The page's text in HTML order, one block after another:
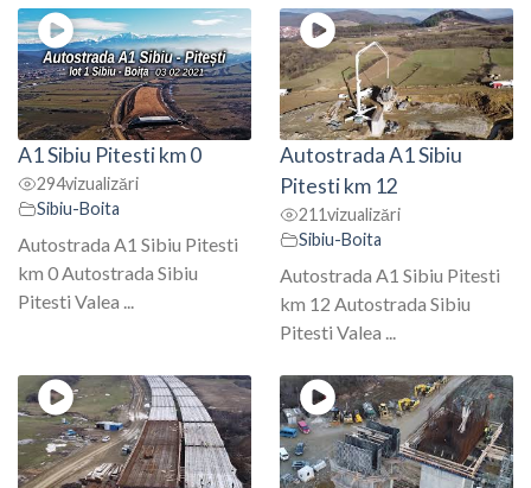
A1 Sibiu Pitesti km 0
294vizualizări
Sibiu-Boita
Autostrada A1 Sibiu Pitesti
km 0 Autostrada Sibiu
Pitesti Valea ...
Autostrada A1 Sibiu
Pitesti km 12
211vizualizări
Sibiu-Boita
Autostrada A1 Sibiu Pitesti
km 12 Autostrada Sibiu
Pitesti Valea ...